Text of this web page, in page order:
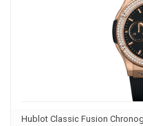
Hublot Classic Fusion